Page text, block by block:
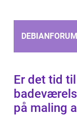
Er det tid
på maling